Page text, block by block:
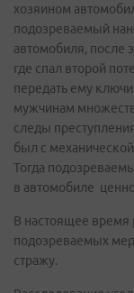
хозяином
подозреваемый
автомобиля, после
где спал второй
передать ему
мужчинам
следы
был с механической
Тогда
в автомобиле
В настоящее время
подозреваемых
стражу.